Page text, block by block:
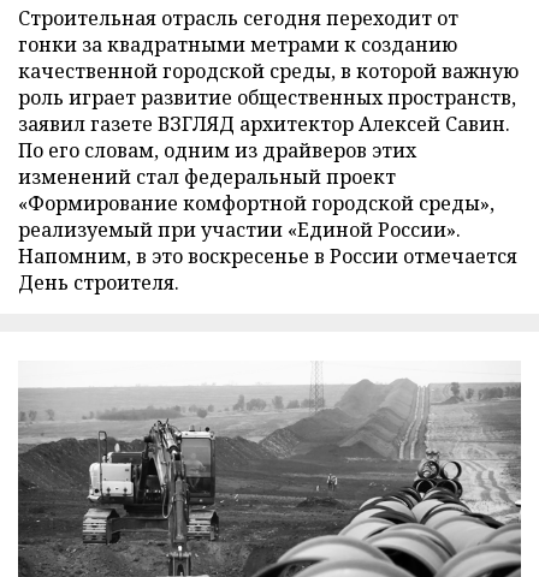
Строительная отрасль сегодня переходит от
гонки за квадратными метрами к созданию
качественной городской среды, в которой важную
роль играет развитие общественных пространств,
заявил газете ВЗГЛЯД архитектор Алексей Савин.
По его словам, одним из драйверов этих
изменений стал федеральный проект
«Формирование комфортной городской среды»,
реализуемый при участии «Единой России».
Напомним, в это воскресенье в России отмечается
День строителя.